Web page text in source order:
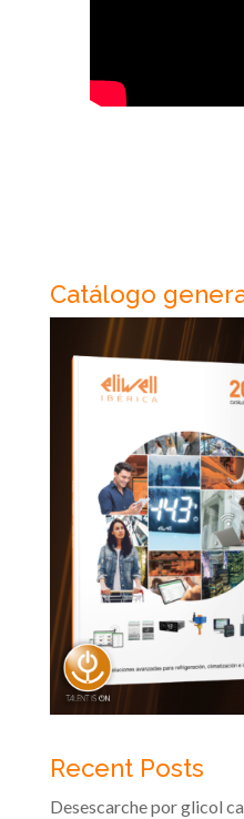
Catálogo
Recent Posts
Desescarche por glicol